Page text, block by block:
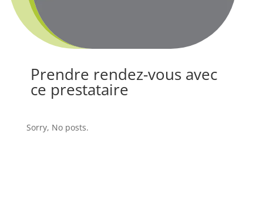
Prendre rendez-vous avec
ce prestataire
Sorry, No posts.